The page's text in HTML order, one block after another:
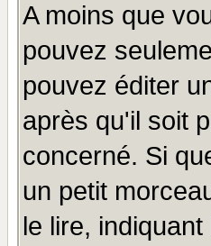
A moins que
pouvez
pouvez éditer
après qu'il soit
concerné. Si
un petit
le lire,